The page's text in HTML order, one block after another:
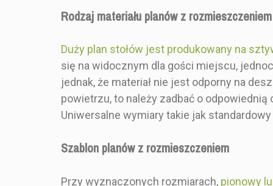
Rodzaj materiału planów z
Duży plan stołów jest produkowany na
się na widocznym dla gości miejscu,
jednak, że materiał nie jest odporny na
powietrzu, to należy zadbać o
Uniwersalne wymiary takie jak
Szablon planów z rozmieszczeniem
Przy wyznaczonych rozmiarach, pionowy
ZESTAW ZAWIERA Tablicę z
RODZAJ
SKŁADANIA